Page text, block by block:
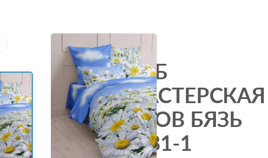
КПБ
МАСТЕРСКАЯ
СНОВ БЯЗЬ
7381-1